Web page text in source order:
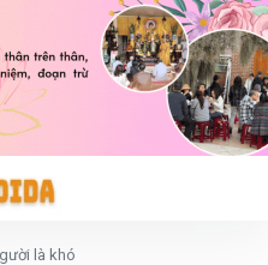
là khó